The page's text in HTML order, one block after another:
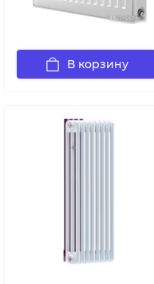
В корзину